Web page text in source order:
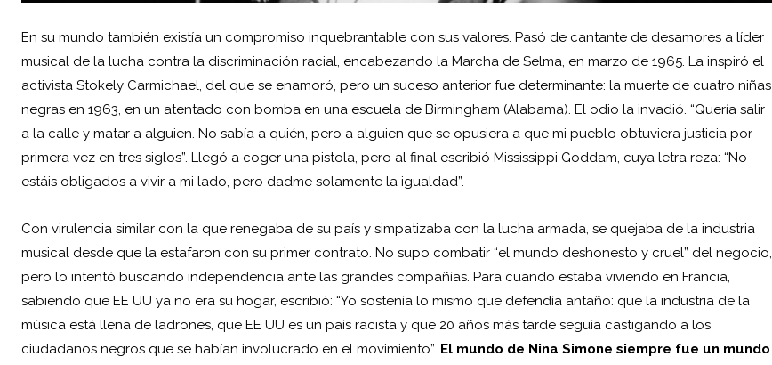
En su mundo también existía un compromiso inquebrantable con sus valores. Pasó de cantante de desamores a líder
musical de la lucha contra la discriminación racial, encabezando la Marcha de Selma, en marzo de 1965. La inspiró el
activista Stokely Carmichael, del que se enamoró, pero un suceso anterior fue determinante: la muerte de cuatro niñas
negras en 1963, en un atentado con bomba en una escuela de Birmingham (Alabama). El odio la invadió. “Quería salir
a la calle y matar a alguien. No sabía a quién, pero a alguien que se opusiera a que mi pueblo obtuviera justicia por
primera vez en tres siglos”. Llegó a coger una pistola, pero al final escribió Mississippi Goddam, cuya letra reza: “No
estáis obligados a vivir a mi lado, pero dadme solamente la igualdad”.
Con virulencia similar con la que renegaba de su país y simpatizaba con la lucha armada, se quejaba de la industria
musical desde que la estafaron con su primer contrato. No supo combatir “el mundo deshonesto y cruel” del negocio,
pero lo intentó buscando independencia ante las grandes compañías. Para cuando estaba viviendo en Francia,
sabiendo que EE UU ya no era su hogar, escribió: “Yo sostenía lo mismo que defendía antaño: que la industria de la
música está llena de ladrones, que EE UU es un país racista y que 20 años más tarde seguía castigando a los
ciudadanos negros que se habían involucrado en el movimiento”. El mundo de Nina Simone siempre fue un mundo